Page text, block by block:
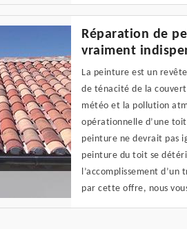
Réparation de
vraiment
La peinture est un
de ténacité de la
météo et la pollution
opérationnelle d’une
peinture ne devrait pas
peinture du toit se
l’accomplissement
par cette offre, nous